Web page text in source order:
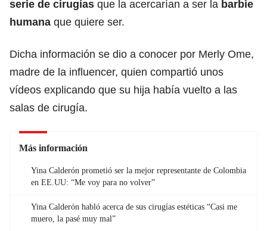
serie de cirugías que la acercarían a ser la barbie
humana que quiere ser.
Dicha información se dio a conocer por Merly Ome,
madre de la influencer, quien compartió unos
vídeos explicando que su hija había vuelto a las
salas de cirugía.
Más información
Yina Calderón prometió ser la mejor representante de Colombia
en EE.UU: “Me voy para no volver”
Yina Calderón habló acerca de sus cirugías estéticas “Casi me
muero, la pasé muy mal”